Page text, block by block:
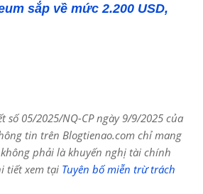
sắp về mức 2.200 USD,
số 05/2025/NQ-CP ngày 9/9/2025 của
tin trên Blogtienao.com chỉ mang
phải là khuyến nghị tài chính
tiết xem tại Tuyên bố miễn trừ trách